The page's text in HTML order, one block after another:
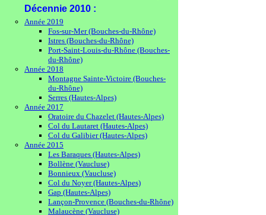
Décennie 2010 :
Année 2019
Fos-sur-Mer (Bouches-du-Rhône)
Istres (Bouches-du-Rhône)
Port-Saint-Louis-du-Rhône (Bouches-
du-Rhône)
Année 2018
Montagne Sainte-Victoire (Bouches-
du-Rhône)
Serres (Hautes-Alpes)
Année 2017
Oratoire du Chazelet (Hautes-Alpes)
Col du Lautaret (Hautes-Alpes)
Col du Galibier (Hautes-Alpes)
Année 2015
Les Baraques (Hautes-Alpes)
Bollène (Vaucluse)
Bonnieux (Vaucluse)
Col du Noyer (Hautes-Alpes)
Gap (Hautes-Alpes)
Lançon-Provence (Bouches-du-Rhône)
Malaucène (Vaucluse)